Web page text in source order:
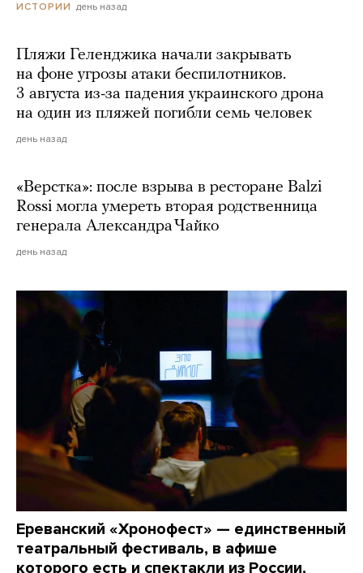
ИСТОРИИ день назад
Пляжи Геленджика начали закрывать
на фоне угрозы атаки беспилотников.
3 августа из-за падения украинского дрона
на один из пляжей погибли семь человек
день назад
«Верстка»: после взрыва в ресторане Balzi
Rossi могла умереть вторая родственница
генерала Александра Чайко
день назад
Ереванский «Хронофест» — единственный
театральный фестиваль, в афише
которого есть и спектакли из России,